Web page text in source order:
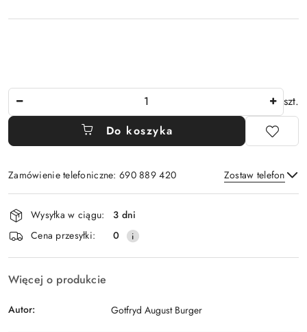
szt.
Do koszyka
Zamówienie telefoniczne: 690 889 420 Zostaw telefon
Wyślij
Dostępność
i
dostawa
Wysyłka w ciągu:
3 dni
Cena przesyłki:
0
Więcej o produkcie
Autor: Gotfryd August Burger